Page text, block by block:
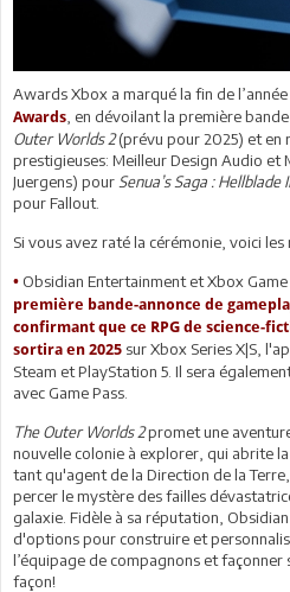
Awards Xbox a marqué la fin de
Awards , en dévoilant la première
Outer Worlds 2(prévu pour 2025) et
prestigieuses: Meilleur Design Audio et
Juergens) pour Senua’s Saga : Hellblade
pour Fallout.
Si vous avez raté la cérémonie, voici
• Obsidian Entertainment et Xbox
première bande-annonce de
confirmant que ce RPG de science-
sortira en 2025 sur Xbox Series X|S,
Steam et PlayStation 5. Il sera
avec Game Pass.
The Outer Worlds 2promet une
nouvelle colonie à explorer, qui abrite
tant qu'agent de la Direction de la
percer le mystère des failles
galaxie. Fidèle à sa réputation,
d'options pour construire et
l’équipage de compagnons et
façon!